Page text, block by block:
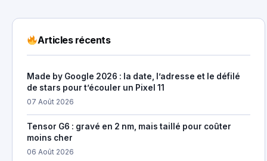
Articles récents
Made by Google 2026 : la date, l’adresse et le défilé
de stars pour t’écouler un Pixel 11
07 Août 2026
Tensor G6 : gravé en 2 nm, mais taillé pour coûter
moins cher
06 Août 2026